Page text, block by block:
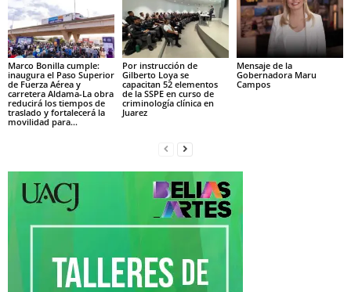
Marco Bonilla cumple:
inaugura el Paso Superior
de Fuerza Aérea y
carretera Aldama-La obra
reducirá los tiempos de
traslado y fortalecerá la
movilidad para...
Por instrucción de
Gilberto Loya se
capacitan 52 elementos
de la SSPE en curso de
criminología clínica en
Juarez
Mensaje de la
Gobernadora Maru
Campos